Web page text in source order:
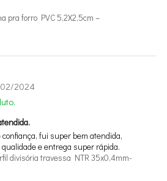
pra forro PVC 5,2X2,5cm –
2024
confiança, fui super bem atendida,
qualidade e entrega super rápida.
divisória travessa NTR 35x0,4mm-